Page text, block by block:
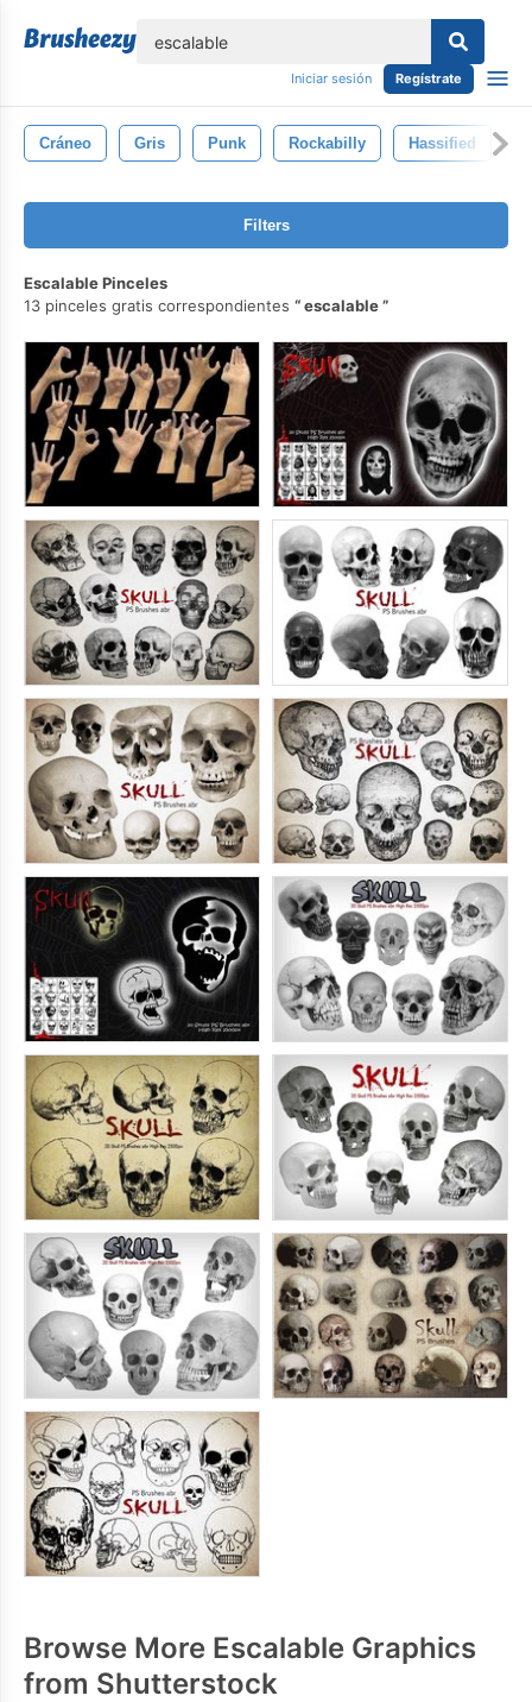
Iniciar sesión Regístrate
Cráneo Gris Punk Rockabilly Hassified
Filters
Escalable Pinceles
13 pinceles gratis correspondientes
escalable
Browse More Escalable Graphics
from Shutterstock